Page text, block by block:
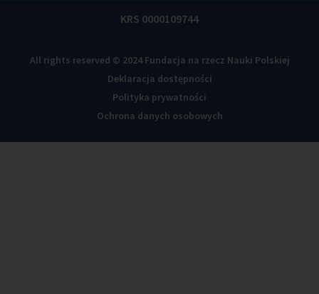
KRS 0000109744
All rights reserved © 2024 Fundacja na rzecz Nauki Polskiej
Deklaracja dostępności
Polityka prywatności
Ochrona danych osobowych